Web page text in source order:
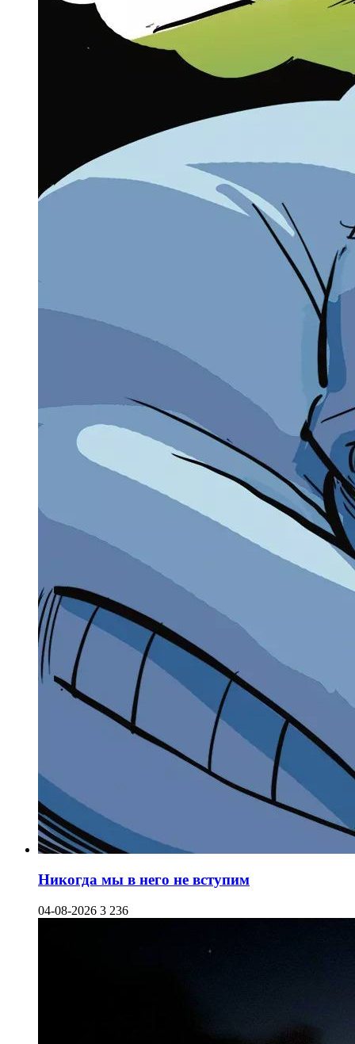
Никогда мы в него не вступим
04-08-2026 3 236